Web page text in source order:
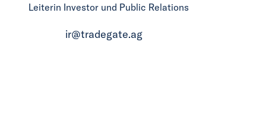
Leiterin Investor und Public Relations
ir@tradegate.ag